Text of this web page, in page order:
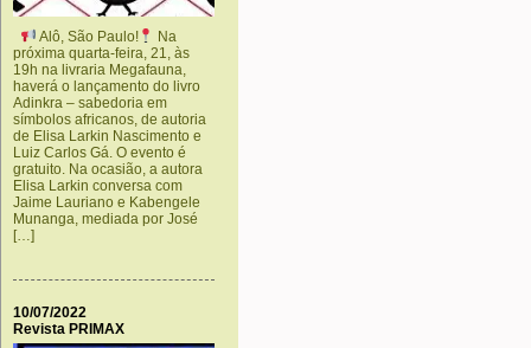
Alô, São Paulo!
Na
próxima quarta-feira, 21, às
19h na livraria Megafauna,
haverá o lançamento do livro
Adinkra – sabedoria em
símbolos africanos, de autoria
de Elisa Larkin Nascimento e
Luiz Carlos Gá. O evento é
gratuito. Na ocasião, a autora
Elisa Larkin conversa com
Jaime Lauriano e Kabengele
Munanga, mediada por José
[…]
10/07/2022
Revista PRIMAX